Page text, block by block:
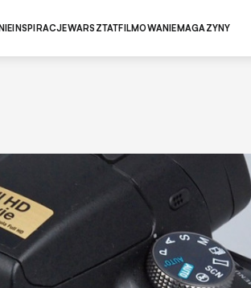
INSPIRACJEWARSZTATFILMOWANIEMAGAZYNY